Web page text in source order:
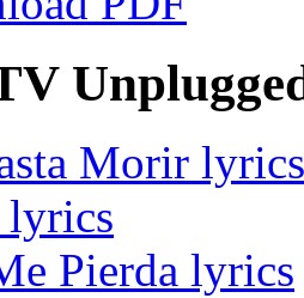
Morir lyrics
lyrics
Pierda lyrics